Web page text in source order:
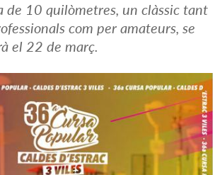
de 10 quilòmetres, un clàssic tant
com per amateurs, se
el 22 de març.